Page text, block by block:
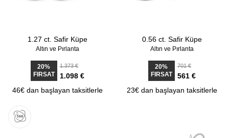
1.27 ct. Safir Küpe
Altın ve Pırlanta
20%
FIRSAT
1.373 €
1.098 €
46€ dan başlayan taksitlerle
0.56 ct. Safir Küpe
Altın ve Pırlanta
20%
FIRSAT
701 €
561 €
23€ dan başlayan taksitlerle